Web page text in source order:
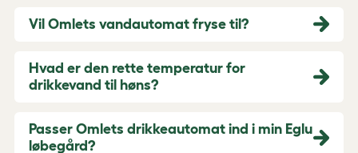
Vil Omlets vandautomat fryse til?
Hvad er den rette temperatur for
drikkevand til høns?
Passer Omlets drikkeautomat ind i min Eglu
løbegård?